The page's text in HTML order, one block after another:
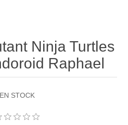
Ninja Turtles
Raphael
EN STOCK